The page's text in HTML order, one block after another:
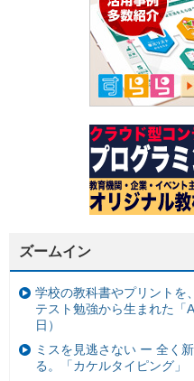
ズームイン
学校の教科書やプリントを
テスト勉強から生まれた「
日）
ミスを見逃さない ー 全く
る。「カケルタイピング」